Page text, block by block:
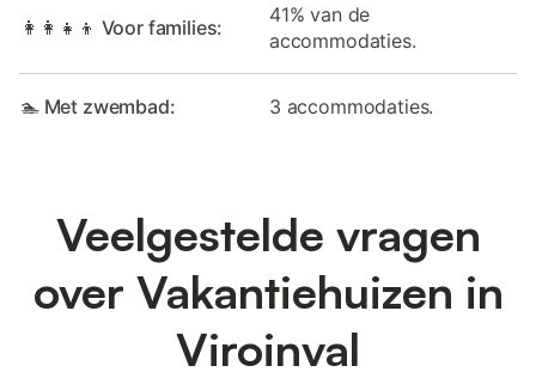
👩‍👩‍👧‍👦 Voor families:
41% van de
accommodaties.
🏊 Met zwembad: 3 accommodaties.
Veelgestelde vragen
over Vakantiehuizen in
Viroinval